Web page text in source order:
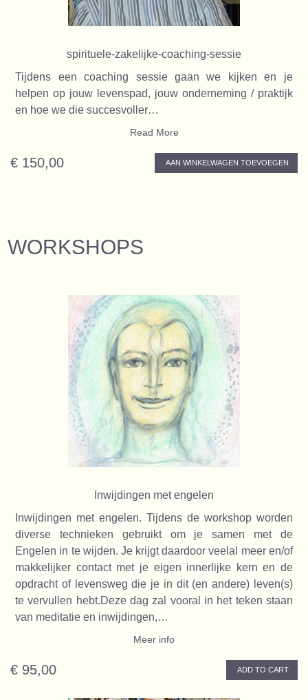
spirituele-zakelijke-coaching-sessie
Tijdens een coaching sessie gaan we kijken en je
helpen op jouw levenspad, jouw onderneming / praktijk
en hoe we die succesvoller…
Read More
€ 150,00 AAN WINKELWAGEN TOEVOEGEN
WORKSHOPS
Inwijdingen met engelen
Inwijdingen met engelen. Tijdens de workshop worden
diverse technieken gebruikt om je samen met de
Engelen in te wijden. Je krijgt daardoor veelal meer en/of
makkelijker contact met je eigen innerlijke kern en de
opdracht of levensweg die je in dit (en andere) leven(s)
te vervullen hebt.Deze dag zal vooral in het teken staan
van meditatie en inwijdingen,…
Meer info
€ 95,00 ADD TO CART